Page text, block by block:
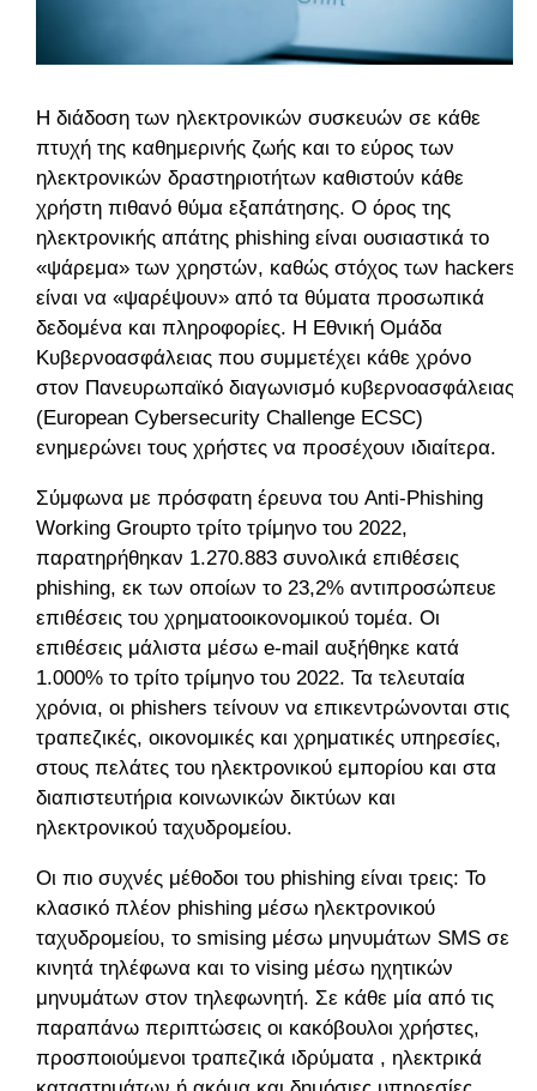
Η διάδοση των ηλεκτρονικών συσκευών σε κάθε
πτυχή της καθημερινής ζωής και το εύρος των
ηλεκτρονικών δραστηριοτήτων καθιστούν κάθε
χρήστη πιθανό θύμα εξαπάτησης. Ο όρος της
ηλεκτρονικής απάτης phishing είναι ουσιαστικά το
«ψάρεμα» των χρηστών, καθώς στόχος των hackers
είναι να «ψαρέψουν» από τα θύματα προσωπικά
δεδομένα και πληροφορίες. Η Εθνική Ομάδα
Κυβερνοασφάλειας που συμμετέχει κάθε χρόνο
στον Πανευρωπαϊκό διαγωνισμό κυβερνοασφάλειας
(European Cybersecurity Challenge ECSC)
ενημερώνει τους χρήστες να προσέχουν ιδιαίτερα.
Σύμφωνα με πρόσφατη έρευνα του Anti-Phishing
Working Groupτο τρίτο τρίμηνο του 2022,
παρατηρήθηκαν 1.270.883 συνολικά επιθέσεις
phishing, εκ των οποίων το 23,2% αντιπροσώπευε
επιθέσεις του χρηματοοικονομικού τομέα. Οι
επιθέσεις μάλιστα μέσω e-mail αυξήθηκε κατά
1.000% το τρίτο τρίμηνο του 2022. Τα τελευταία
χρόνια, οι phishers τείνουν να επικεντρώνονται στις
τραπεζικές, οικονομικές και χρηματικές υπηρεσίες,
στους πελάτες του ηλεκτρονικού εμπορίου και στα
διαπιστευτήρια κοινωνικών δικτύων και
ηλεκτρονικού ταχυδρομείου.
Οι πιο συχνές μέθοδοι του phishing είναι τρεις: Το
κλασικό πλέον phishing μέσω ηλεκτρονικού
ταχυδρομείου, το smising μέσω μηνυμάτων SMS σε
κινητά τηλέφωνα και το vising μέσω ηχητικών
μηνυμάτων στον τηλεφωνητή. Σε κάθε μία από τις
παραπάνω περιπτώσεις οι κακόβουλοι χρήστες,
προσποιούμενοι τραπεζικά ιδρύματα , ηλεκτρικά